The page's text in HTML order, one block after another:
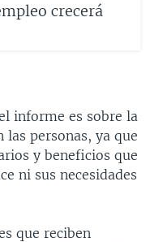
crecerá
informe es sobre la
personas, ya que
y beneficios que
ni sus necesidades
que reciben